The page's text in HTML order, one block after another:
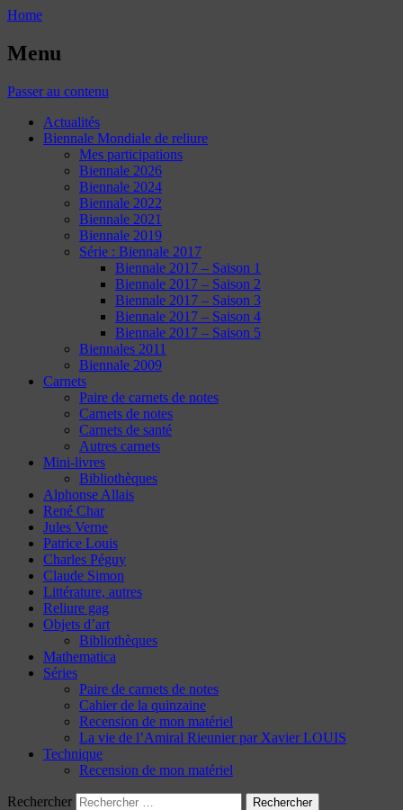
Home
Menu
Passer au contenu
Actualités
Biennale Mondiale de reliure
Mes participations
Biennale 2026
Biennale 2024
Biennale 2022
Biennale 2021
Biennale 2019
Série : Biennale 2017
Biennale 2017 – Saison 1
Biennale 2017 – Saison 2
Biennale 2017 – Saison 3
Biennale 2017 – Saison 4
Biennale 2017 – Saison 5
Biennales 2011
Biennale 2009
Carnets
Paire de carnets de notes
Carnets de notes
Carnets de santé
Autres carnets
Mini-livres
Bibliothèques
Alphonse Allais
René Char
Jules Verne
Patrice Louis
Charles Péguy
Claude Simon
Littérature, autres
Reliure gag
Objets d’art
Bibliothèques
Mathematica
Séries
Paire de carnets de notes
Cahier de la quinzaine
Recension de mon matériel
La vie de l’Amiral Rieunier par Xavier LOUIS
Technique
Recension de mon matériel
Rechercher